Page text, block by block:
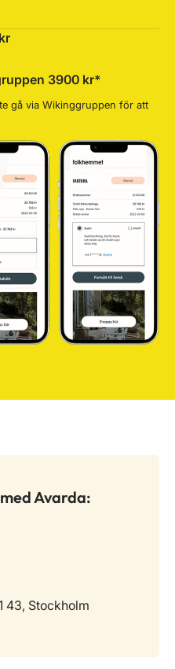
3900 kr*
gå via Wikinggruppen för att
Avarda:
43, Stockholm